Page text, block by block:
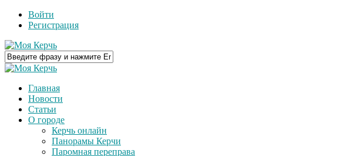
Войти
Регистрация
Главная
Новости
Статьи
О городе
Керчь онлайн
Панорамы Керчи
Паромная переправа